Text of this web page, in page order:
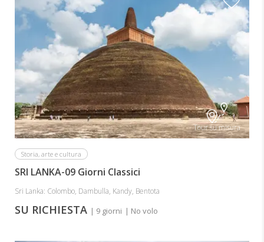
Tour su misura
Storia, arte e cultura
SRI LANKA-09 Giorni Classici
Sri Lanka: Colombo, Dambulla, Kandy, Bentota
SU RICHIESTA | 9 giorni | No volo